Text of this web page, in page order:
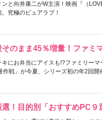
ンと向井康二がW主演！映画『（
究極のピュアラブ！
そのまま45％増量！ファミ
キにお弁当にアイスも!?ファミリー
作戦」が今夏、シリーズ初の年2回開
選！目的別「おすすめPC９